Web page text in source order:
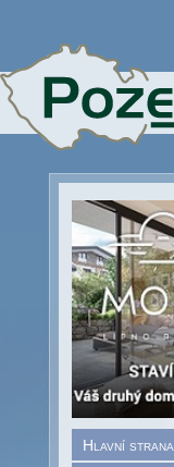
Hlavní strana